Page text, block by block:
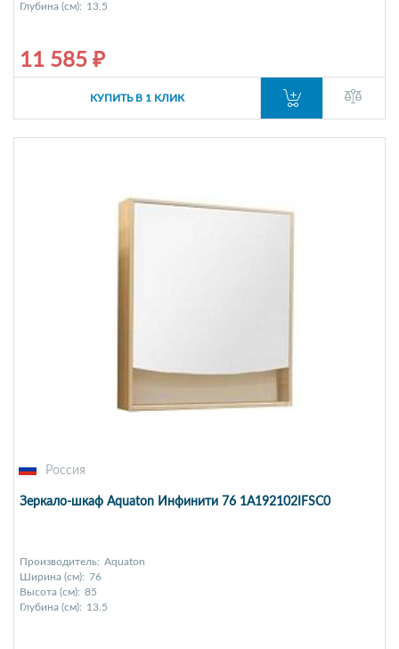
Глубина (см): 13.5
11 585 ₽
КУПИТЬ В 1 КЛИК
Россия
Зеркало-шкаф Aquaton Инфинити 76 1A192102IFSC0
Производитель: Aquaton
Ширина (см): 76
Высота (см): 85
Глубина (см): 13.5